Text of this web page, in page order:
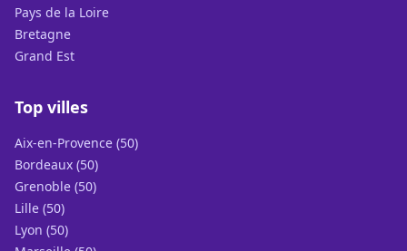
Pays de la Loire
Bretagne
Grand Est
Top villes
Aix-en-Provence (50)
Bordeaux (50)
Grenoble (50)
Lille (50)
Lyon (50)